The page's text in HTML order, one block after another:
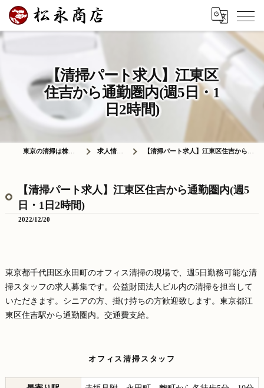
【清掃パート求人】江東区
住吉から通勤圏内(週5日・1
日2時間)
東京の清掃は株式会社松永商店 求人情報ブログ 【清掃パート求人】江東区住吉から通勤圏内(週5日・1日2時間)
【清掃パート求人】江東区住吉から通勤圏内(週5
日・1日2時間)
2022/12/20
東京都千代田区永田町のオフィス清掃の現場で、週5日勤務可能な清
掃スタッフの求人募集です。公益財団法人ビル内の清掃を担当して
いただきます。シニアの方、掛け持ちの方歓迎致します。東京都江
東区住吉駅から通勤圏内。交通費支給。
オフィス清掃スタッフ